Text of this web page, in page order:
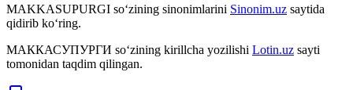
MAKKASUPURGI so‘zining sinonimlarini Sinonim.uz saytida
qidirib ko‘ring.
МАККАСУПУРГИ so‘zining kirillcha yozilishi Lotin.uz sayti
tomonidan taqdim qilingan.